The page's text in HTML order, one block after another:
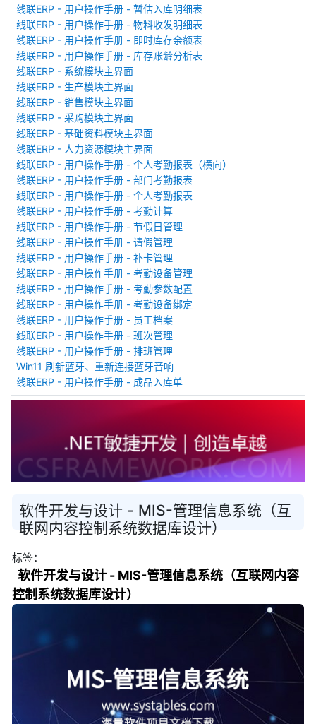
线联ERP - 用户操作手册 - 暂估入库明细表
线联ERP - 用户操作手册 - 物料收发明细表
线联ERP - 用户操作手册 - 即时库存余额表
线联ERP - 用户操作手册 - 库存账龄分析表
线联ERP - 系统模块主界面
线联ERP - 生产模块主界面
线联ERP - 销售模块主界面
线联ERP - 采购模块主界面
线联ERP - 基础资料模块主界面
线联ERP - 人力资源模块主界面
线联ERP - 用户操作手册 - 个人考勤报表（横向）
线联ERP - 用户操作手册 - 部门考勤报表
线联ERP - 用户操作手册 - 个人考勤报表
线联ERP - 用户操作手册 - 考勤计算
线联ERP - 用户操作手册 - 节假日管理
线联ERP - 用户操作手册 - 请假管理
线联ERP - 用户操作手册 - 补卡管理
线联ERP - 用户操作手册 - 考勤设备管理
线联ERP - 用户操作手册 - 考勤参数配置
线联ERP - 用户操作手册 - 考勤设备绑定
线联ERP - 用户操作手册 - 员工档案
线联ERP - 用户操作手册 - 班次管理
线联ERP - 用户操作手册 - 排班管理
Win11 刷新蓝牙、重新连接蓝牙音响
线联ERP - 用户操作手册 - 成品入库单
软件开发与设计 - MIS-管理信息系统（互
联网内容控制系统数据库设计）
标签：
软件开发与设计 - MIS-管理信息系统（互联网内容
控制系统数据库设计）